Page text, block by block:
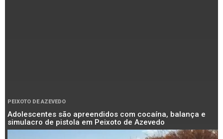
PEIXOTO DE AZEVEDO
Adolescentes são apreendidos com cocaína, balança e
simulacro de pistola em Peixoto de Azevedo